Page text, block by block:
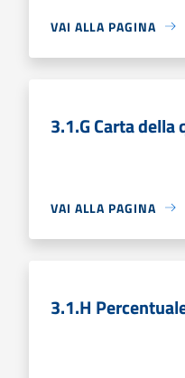
VAI ALLA PAGINA
3.1.G Carta
VAI ALLA PAGINA
3.1.H